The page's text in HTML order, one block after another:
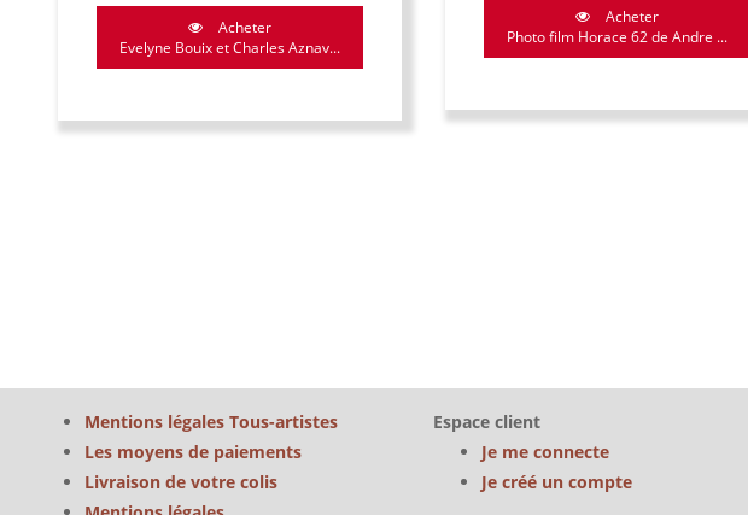
Acheter
Photo film Horace 62 de Andre ...
Acheter
Evelyne Bouix et Charles Aznav...
Mentions légales Tous-artistes
Les moyens de paiements
Livraison de votre colis
Espace client
Je me connecte
Je créé un compte